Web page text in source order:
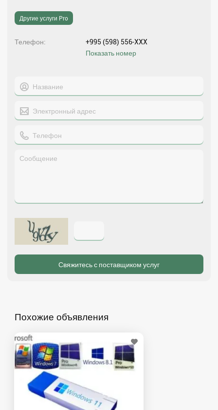
Другие услуги Pro
Телефон
+995 (598) 556-XXX
Показать номер
Похожие объявления